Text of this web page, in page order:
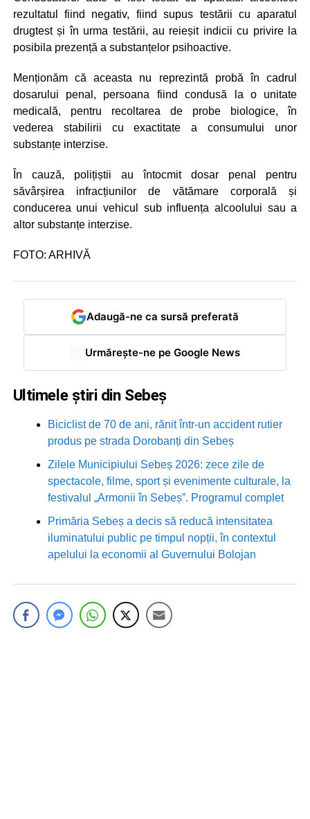
rezultatul fiind negativ, fiind supus testării cu aparatul
drugtest și în urma testării, au reieșit indicii cu privire la
posibila prezență a substanțelor psihoactive.
Menționăm că aceasta nu reprezintă probă în cadrul
dosarului penal, persoana fiind condusă la o unitate
medicală, pentru recoltarea de probe biologice, în
vederea stabilirii cu exactitate a consumului unor
substanțe interzise.
În cauză, polițiștii au întocmit dosar penal pentru
săvârșirea infracțiunilor de vătămare corporală și
conducerea unui vehicul sub influența alcoolului sau a
altor substanțe interzise.
FOTO: ARHIVĂ
Adaugă-ne ca sursă preferată
Urmărește-ne pe Google News
Ultimele știri din Sebeș
Biciclist de 70 de ani, rănit într-un accident rutier
produs pe strada Dorobanți din Sebeș
Zilele Municipiului Sebeș 2026: zece zile de
spectacole, filme, sport și evenimente culturale, la
festivalul „Armonii în Sebeș”. Programul complet
Primăria Sebeș a decis să reducă intensitatea
iluminatului public pe timpul nopții, în contextul
apelului la economii al Guvernului Bolojan